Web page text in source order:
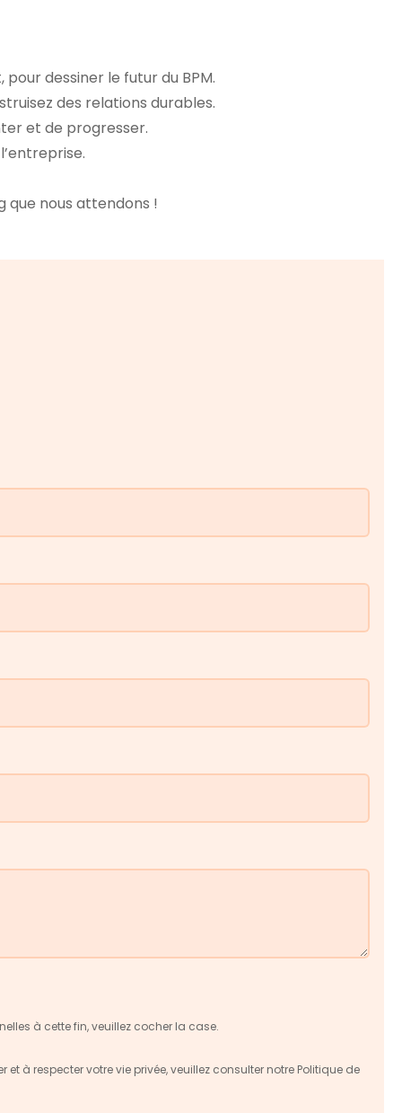
à cette fin, veuillez cocher la case.
à respecter votre vie privée, veuillez consulter notre Politique de
dessiner le futur du BPM.
des relations durables.
et de progresser.
que nous attendons !